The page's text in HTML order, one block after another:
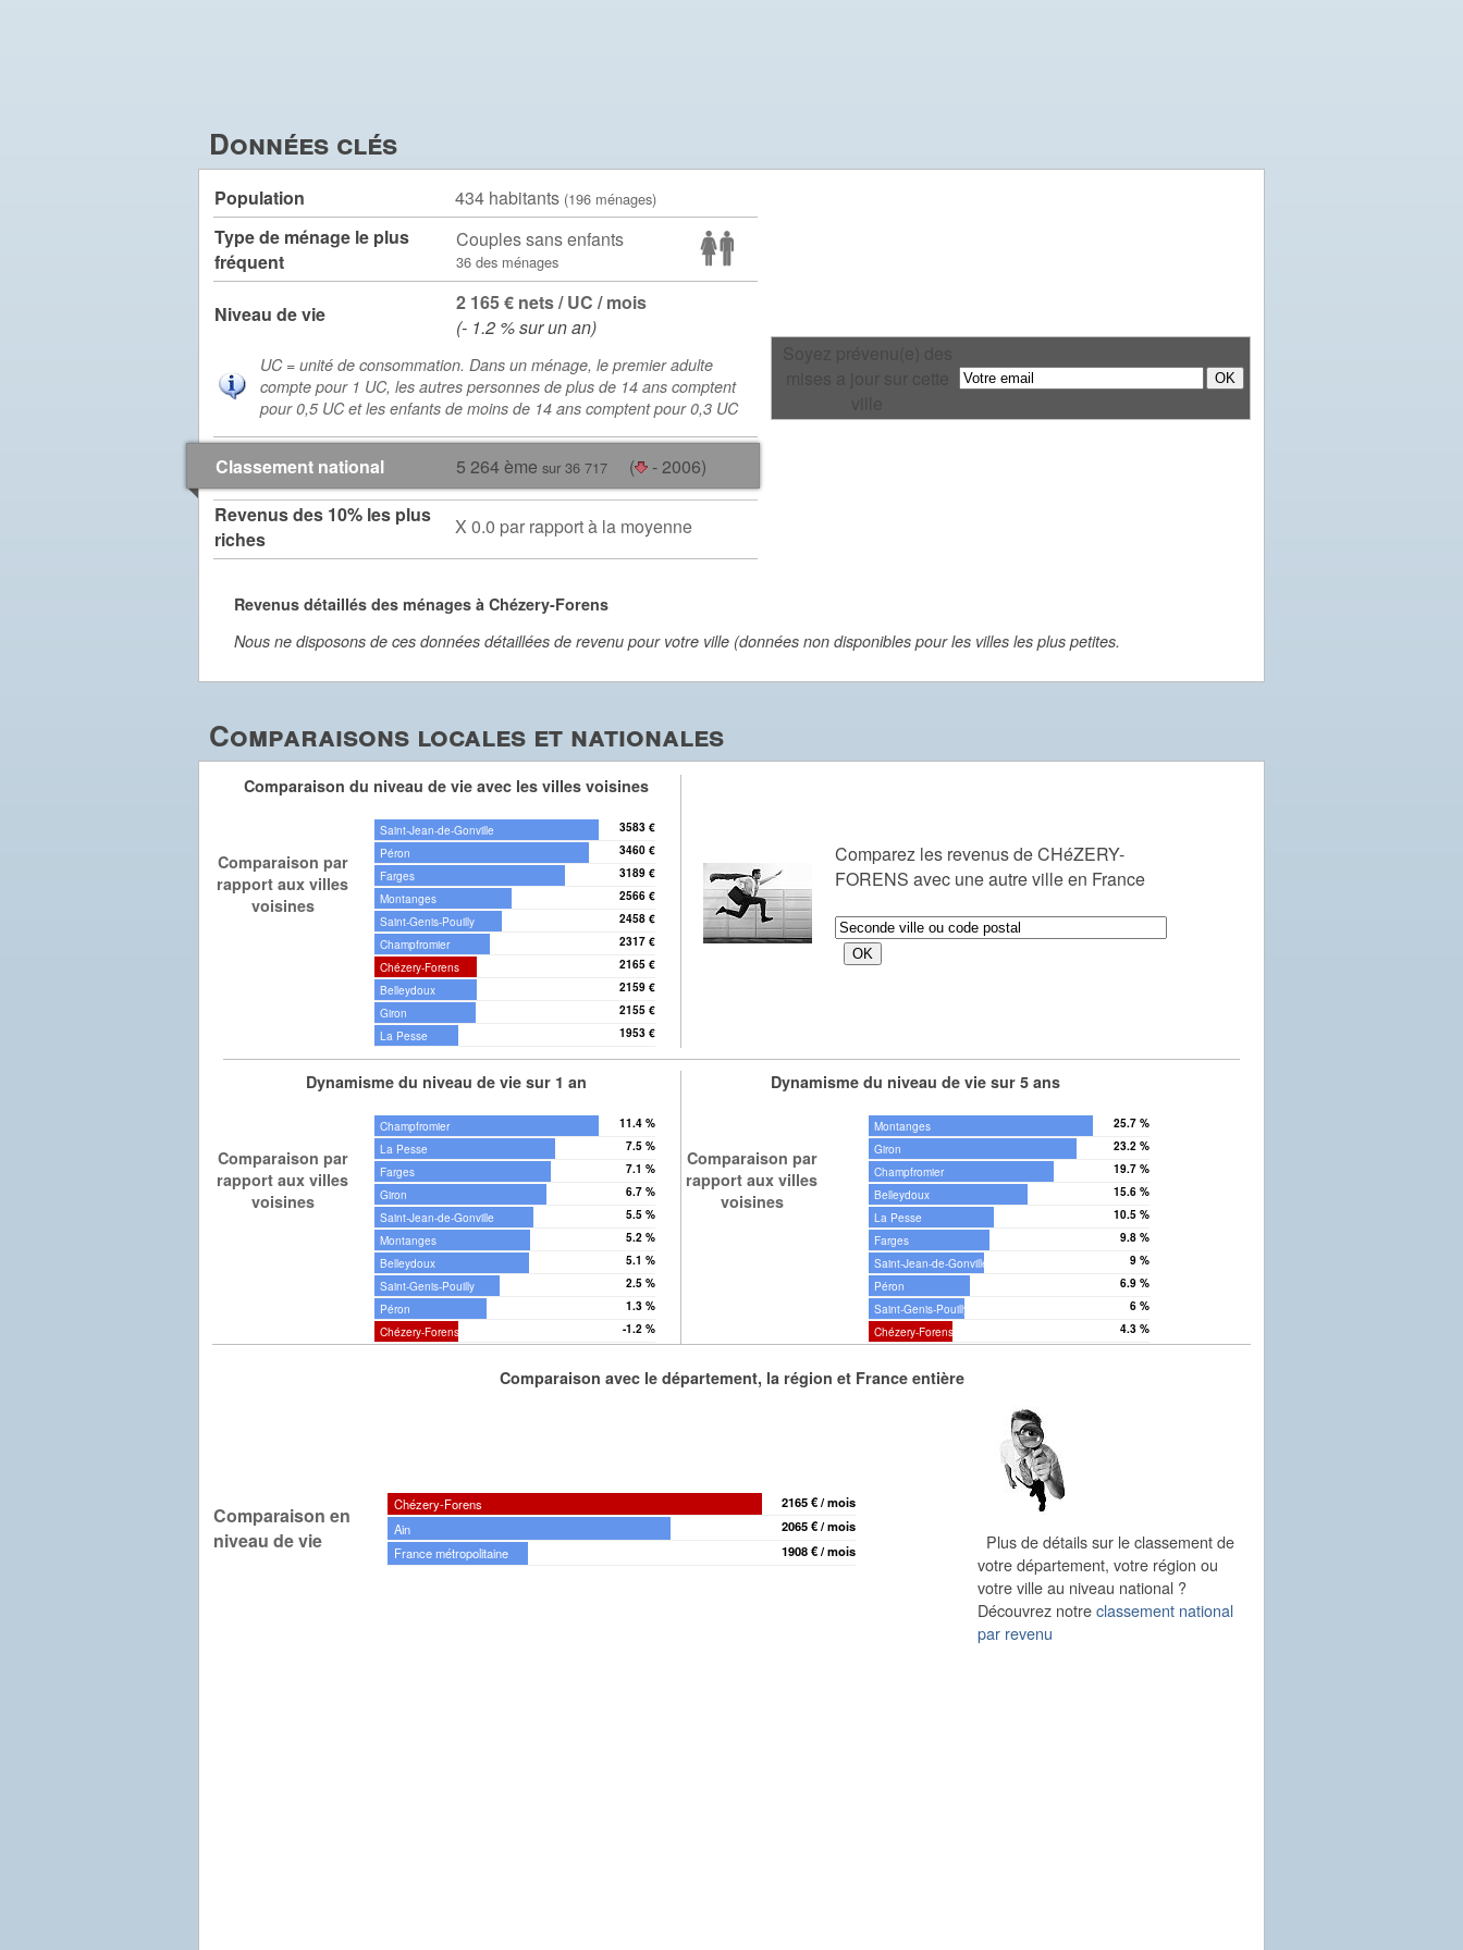
Données clés
Population 434 habitants (196 ménages)
Type de ménage le plus
fréquent
Couples sans enfants
36 des ménages
Niveau de vie
2 165 € nets / UC / mois
(- 1.2 % sur un an)
UC = unité de consommation. Dans un ménage, le premier adulte
compte pour 1 UC, les autres personnes de plus de 14 ans comptent
pour 0,5 UC et les enfants de moins de 14 ans comptent pour 0,3 UC
Classement national 5 264 ème sur 36 717 (
- 2006)
Revenus des 10% les plus
riches
X 0.0 par rapport à la moyenne
Revenus détaillés des ménages à Chézery-Forens
Nous ne disposons de ces données détaillées de revenu pour votre ville (données non disponibles pour les villes les plus petites.
Comparaisons locales et nationales
Comparaison du niveau de vie avec les villes voisines
Comparaison par
rapport aux villes
voisines
Saint-Jean-de-Gonville 3583 €
Péron 3460 €
Farges 3189 €
Montanges 2566 €
Saint-Genis-Pouilly 2458 €
Champfromier 2317 €
Chézery-Forens 2165 €
Belleydoux 2159 €
Giron 2155 €
La Pesse 1953 €
Comparez les revenus de CHéZERY-
FORENS avec une autre ville en France
Dynamisme du niveau de vie sur 1 an
Comparaison par
rapport aux villes
voisines
Champfromier 11.4 %
La Pesse 7.5 %
Farges 7.1 %
Giron 6.7 %
Saint-Jean-de-Gonville 5.5 %
Montanges 5.2 %
Belleydoux 5.1 %
Saint-Genis-Pouilly 2.5 %
Péron 1.3 %
Chézery-Forens -1.2 %
Dynamisme du niveau de vie sur 5 ans
Comparaison par
rapport aux villes
voisines
Montanges 25.7 %
Giron 23.2 %
Champfromier 19.7 %
Belleydoux 15.6 %
La Pesse 10.5 %
Farges 9.8 %
Saint-Jean-de-Gonville 9 %
Péron 6.9 %
Saint-Genis-Pouilly 6 %
Chézery-Forens 4.3 %
Comparaison avec le département, la région et France entière
Comparaison en
niveau de vie
Chézery-Forens
2165 € / mois
Ain
2065 € / mois
France métropolitaine
1908 € / mois
Plus de détails sur le classement de
votre département, votre région ou
votre ville au niveau national ?
Découvrez notreclassement national
par revenu